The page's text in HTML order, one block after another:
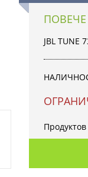
JBL TUNE
Продуктов